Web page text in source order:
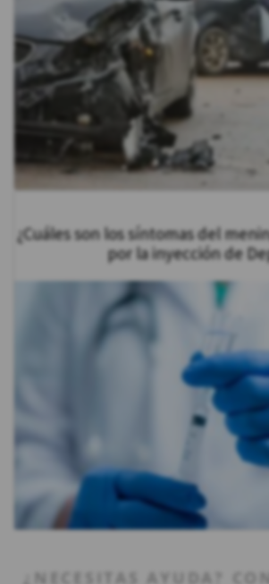
¿Cuáles son los síntomas del
por la inyección de
¿NECESITAS AYUDA?